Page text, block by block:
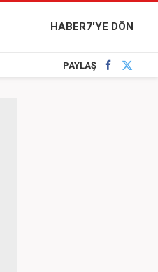
HABER7'YE DÖN
PAYLAŞ